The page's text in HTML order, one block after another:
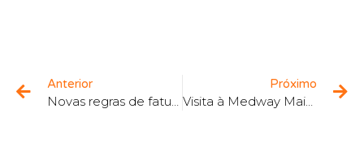
Anterior
Novas regras de faturação eletrónica para 2023
Próximo
Visita à Medway Maintenance and Repair